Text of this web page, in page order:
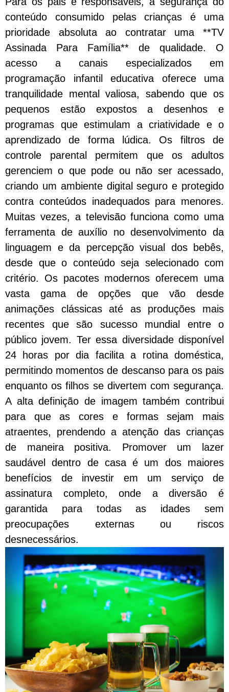
conteúdo consumido pelas crianças é uma
prioridade absoluta ao contratar uma **TV
Assinada Para Família** de qualidade. O
acesso a canais especializados em
programação infantil educativa oferece uma
tranquilidade mental valiosa, sabendo que os
pequenos estão expostos a desenhos e
programas que estimulam a criatividade e o
aprendizado de forma lúdica. Os filtros de
controle parental permitem que os adultos
gerenciem o que pode ou não ser acessado,
criando um ambiente digital seguro e protegido
contra conteúdos inadequados para menores.
Muitas vezes, a televisão funciona como uma
ferramenta de auxílio no desenvolvimento da
linguagem e da percepção visual dos bebês,
desde que o conteúdo seja selecionado com
critério. Os pacotes modernos oferecem uma
vasta gama de opções que vão desde
animações clássicas até as produções mais
recentes que são sucesso mundial entre o
público jovem. Ter essa diversidade disponível
24 horas por dia facilita a rotina doméstica,
permitindo momentos de descanso para os pais
enquanto os filhos se divertem com segurança.
A alta definição de imagem também contribui
para que as cores e formas sejam mais
atraentes, prendendo a atenção das crianças
de maneira positiva. Promover um lazer
saudável dentro de casa é um dos maiores
benefícios de investir em um serviço de
assinatura completo, onde a diversão é
garantida para todas as idades sem
preocupações externas ou riscos
desnecessários.